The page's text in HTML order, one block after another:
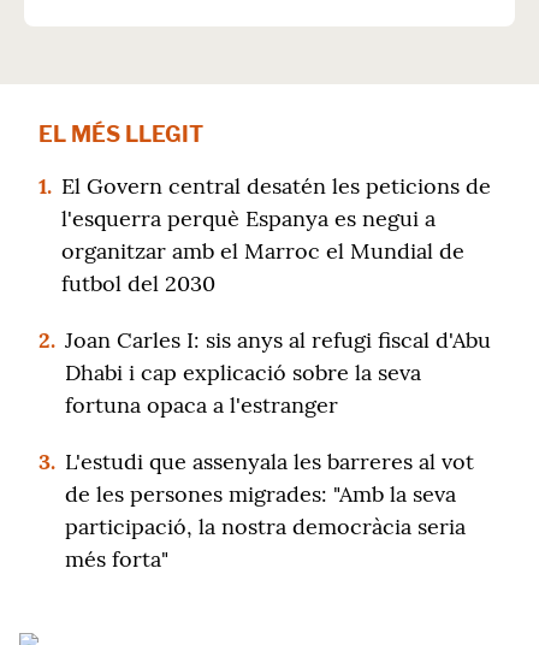
EL MÉS LLEGIT
1. El Govern central desatén les peticions de
l'esquerra perquè Espanya es negui a
organitzar amb el Marroc el Mundial de
futbol del 2030
2. Joan Carles I: sis anys al refugi fiscal d'Abu
Dhabi i cap explicació sobre la seva
fortuna opaca a l'estranger
3. L'estudi que assenyala les barreres al vot
de les persones migrades: "Amb la seva
participació, la nostra democràcia seria
més forta"